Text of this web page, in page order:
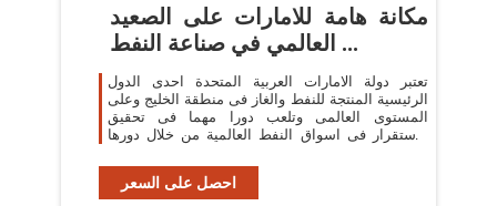
مكانة هامة للامارات على الصعيد
العالمي في صناعة النفط ...
تعتبر دولة الامارات العربية المتحدة احدى الدول
الرئيسية المنتجة للنفط والغاز فى منطقة الخليج وعلى
المستوى العالمى وتلعب دورا مهما فى تحقيق
الاستقرار فى اسواق النفط العالمية من خلال دورها
احصل على السعر